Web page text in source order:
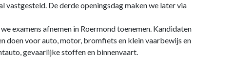
vastgesteld. De derde openingsdag maken we later via
examens afnemen in Roermond toenemen. Kandidaten
doen voor auto, motor, bromfiets en klein vaarbewijs en
gevaarlijke stoffen en binnenvaart.